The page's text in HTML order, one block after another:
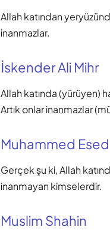
Allah katından
inanmazlar.
İskender Ali Mihr
Allah katında (yürüyen)
Artık onlar inanmazlar
Muhammed Esed
Gerçek şu ki, Allah
inanmayan kimselerdir.
Muslim Shahin